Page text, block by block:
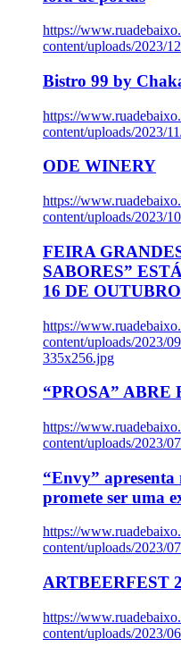
https://
content/uploads/2023/
Bistro 99 by
https://
content/uploads/2023/
ODE WINERY
https://
content/uploads/2023/
FEIRA
SABORES”
16 DE OUTUBRO
https://
content/uploads/2023/
335x256.jpg
“PROSA” ABRE
https://
content/uploads/2023/
“Envy” apresenta
promete ser uma
https://
content/uploads/2023/
ARTBEERFEST
https://
content/uploads/2023/